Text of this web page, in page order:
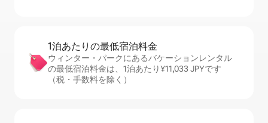
1泊あたりの最⁠低⁠宿⁠泊⁠料⁠金
ウィンター・パークにあるバケーションレンタル
の最低宿泊料金は、1泊あたり¥11,033 JPYです
（税・手数料を除く）